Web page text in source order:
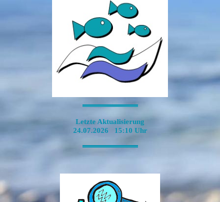
-----------------------------------------------------------------------------------------------------------------
Letzte Aktualisierung
24.07.2026 15:10 Uhr
-----------------------------------------------------------------------------------------------------------------